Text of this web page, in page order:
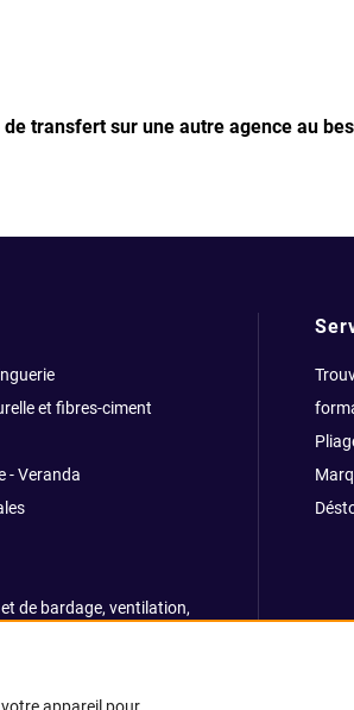
transfert sur une autre agence au
et fibres-ciment
- Veranda
de bardage, ventilation,